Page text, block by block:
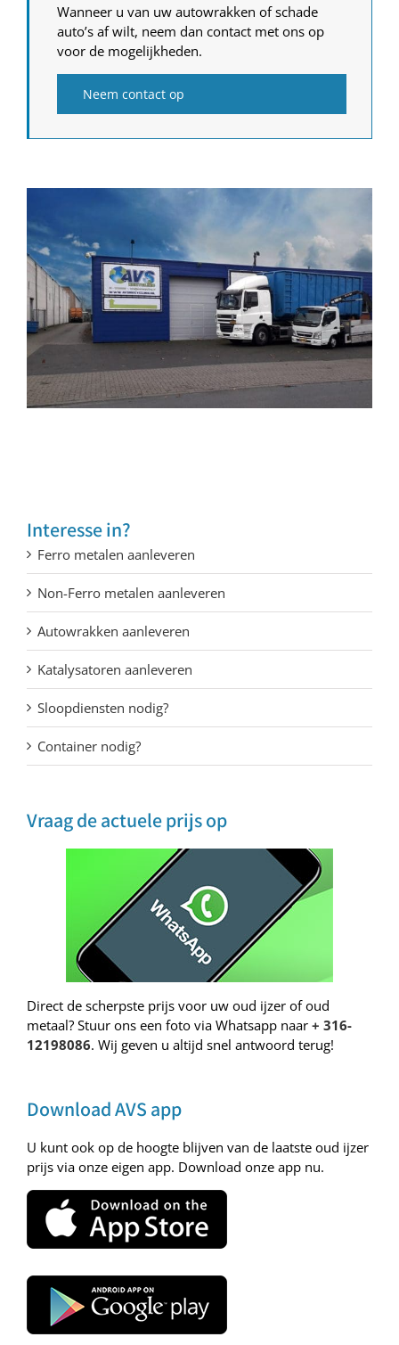
Wanneer u van uw autowrakken of schade
auto’s af wilt, neem dan contact met ons op
voor de mogelijkheden.
Neem contact op
Interesse in?
Ferro metalen aanleveren
Non-Ferro metalen aanleveren
Autowrakken aanleveren
Katalysatoren aanleveren
Sloopdiensten nodig?
Container nodig?
Vraag de actuele prijs op
Direct de scherpste prijs voor uw oud ijzer of oud
metaal? Stuur ons een foto via Whatsapp naar + 316-
12198086. Wij geven u altijd snel antwoord terug!
Download AVS app
U kunt ook op de hoogte blijven van de laatste oud ijzer
prijs via onze eigen app. Download onze app nu.